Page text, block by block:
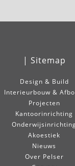
| Sitemap
Design & Build
Interieurbouw &
Projecten
Kantoorinrichting
Akoestiek
Nieuws
Over Pelser